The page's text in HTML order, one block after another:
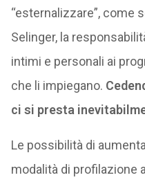
“esternalizzare”, come
Selinger, la
intimi e personali ai
che li impiegano.
ci si presta
Le possibilità di
modalità di profilazione